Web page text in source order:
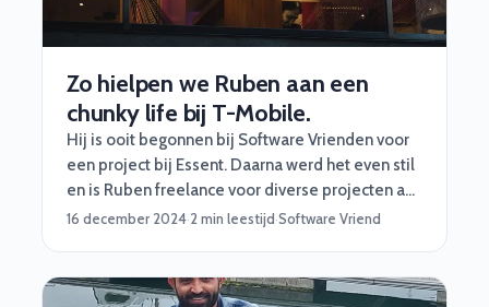
Zo hielpen we Ruben aan een
chunky life bij T-Mobile.
Hij is ooit begonnen bij Software Vrienden voor
een project bij Essent. Daarna werd het even stil
en is Ruben freelance voor diverse projecten aan
de slag gegaan. Niet voor ons (#%*$&@!!).
16 december 2024·2 min leestijd·Software Vriend